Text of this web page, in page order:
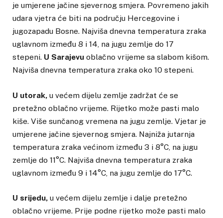
je umjerene jačine sjevernog smjera. Povremeno jakih
udara vjetra će biti na području Hercegovine i
jugozapadu Bosne. Najviša dnevna temperatura zraka
uglavnom između 8 i 14, na jugu zemlje do 17
stepeni. U Sarajevu oblačno vrijeme sa slabom kišom.
Najviša dnevna temperatura zraka oko 10 stepeni.
U utorak, u većem dijelu zemlje zadržat će se
pretežno oblačno vrijeme. Rijetko može pasti malo
kiše. Više sunčanog vremena na jugu zemlje. Vjetar je
umjerene jačine sjevernog smjera. Najniža jutarnja
temperatura zraka većinom između 3 i 8°C, na jugu
zemlje do 11°C. Najviša dnevna temperatura zraka
uglavnom između 9 i 14°C, na jugu zemlje do 17°C.
U srijedu, u većem dijelu zemlje i dalje pretežno
oblačno vrijeme. Prije podne rijetko može pasti malo